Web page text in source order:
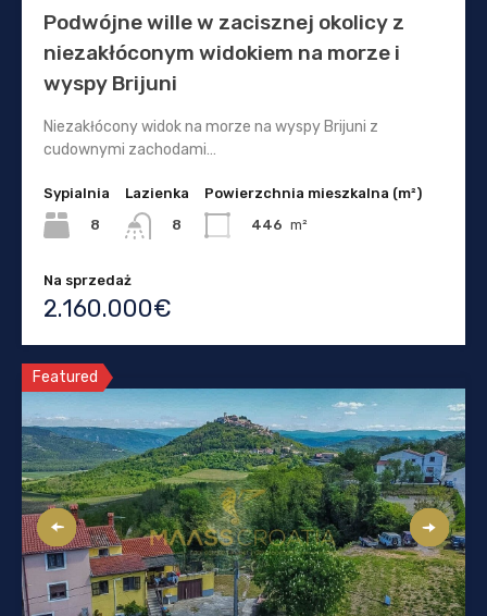
Podwójne wille w zacisznej okolicy z
niezakłóconym widokiem na morze i
wyspy Brijuni
Niezakłócony widok na morze na wyspy Brijuni z
cudownymi zachodami…
Sypialnia
8
Lazienka
8
Powierzchnia mieszkalna (m²)
446 m²
Na sprzedaż
2.160.000€
Featured